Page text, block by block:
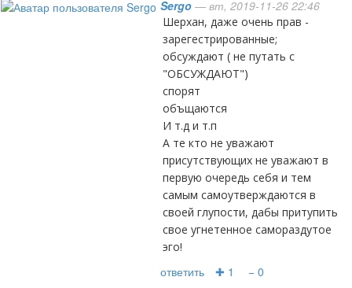
Sergo — вт, 2019-11-26 22:46
Шерхан, даже очень прав -
зарегестрированные;
обсуждают ( не путать с
"ОБСУЖДАЮТ")
спорят
объщаются
И т.д и т.п
А те кто не уважают
присутствующих не уважают в
первую очередь себя и тем
самым самоутверждаются в
своей глупости, дабы притупить
свое угнетенное самораздутое
эго!
ответить ✚ 1 − 0